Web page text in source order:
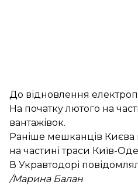
До відновлення
На початку лютого на
вантажівок.
Раніше мешканців Києва
на частині траси Київ-
В Укравтодорі
/Марина Балан